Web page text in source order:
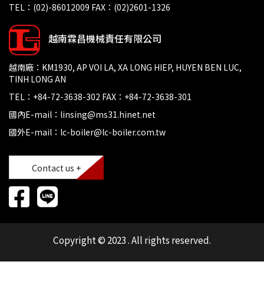
TEL：(02)-86012009 FAX：(02)2601-1326
越南霖昌機械責任有限公司
越南廠：KM1930, AP VOI LA, XA LONG HIEP, HUYEN BEN LUC,
TINH LONG AN
TEL：+84-72-3638-302 FAX：+84-72-3638-301
國內E-mail：linsing@ms31.hinet.net
國外E-mail：lc-boiler@lc-boiler.com.tw
Contact us +
Copyright © 2023 . All rights reserved.